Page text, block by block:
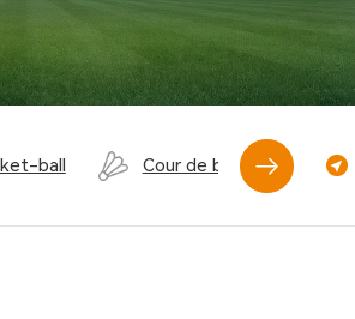
ball Cour de badminton